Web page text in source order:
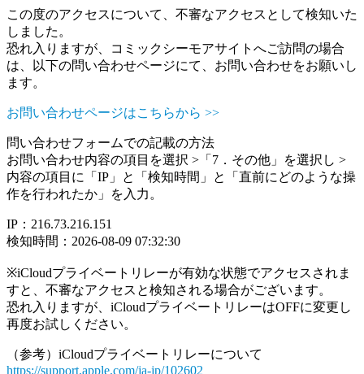
この度のアクセスについて、不審なアクセスとして検知いた
しました。
恐れ入りますが、コミックシーモアサイトへご訪問の場合
は、以下の問い合わせページにて、お問い合わせをお願いし
ます。
お問い合わせページはこちらから >>
問い合わせフォームでの記載の方法
お問い合わせ内容の項目を選択 >「7．その他」を選択し >
内容の項目に「IP」と「検知時間」と「直前にどのような操
作を行われたか」を入力。
IP：216.73.216.151
検知時間：2026-08-09 07:32:30
※iCloudプライベートリレーが有効な状態でアクセスされま
すと、不審なアクセスと検知される場合がございます。
恐れ入りますが、iCloudプライベートリレーはOFFに変更し
再度お試しください。
（参考）iCloudプライベートリレーについて
https://support.apple.com/ja-jp/102602